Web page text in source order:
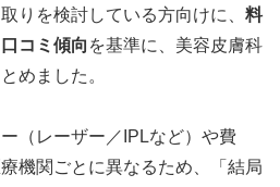
りを検討している方向けに、 料
コミ傾向 を基準に、美容皮膚科
めました。
（レーザー／IPLなど）や費
機関ごとに異なるため、「結局